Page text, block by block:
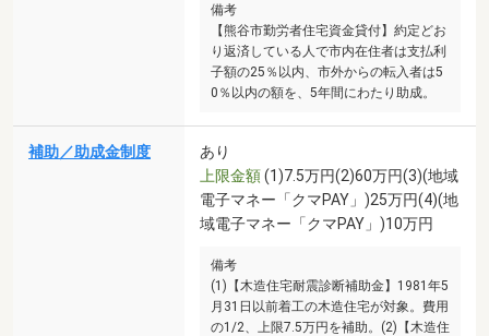
備考
【熊谷市勤労者住宅資金貸付】約定どお
り返済している人で市内在住者は支払利
子額の25％以内、市外からの転入者は5
0％以内の額を、5年間にわたり助成。
補助／助成金制度
あり
上限金額(1)7.5万円(2)60万円(3)(地域
電子マネー「クマPAY」)25万円(4)(地
域電子マネー「クマPAY」)10万円
備考
(1)【木造住宅耐震診断補助金】1981年5
月31日以前着工の木造住宅が対象。費用
の1/2、上限7.5万円を補助。(2)【木造住